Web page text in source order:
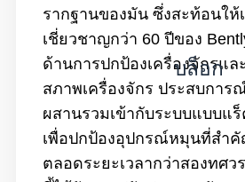
บล็อก
รากฐานของมัน ซึ่งสะท้อนให้
เชี่ยวชาญกว่า 60 ปีของ
ด้านการปกป้องเครื่องจักรแ
สภาพเครื่องจักร ประสบการ
ผสานรวมเข้ากับระบบแบบแ
เพื่อปกป้องอุปกรณ์หมุนที่สำ
ตลอดระยะเวลากว่าสองทศ